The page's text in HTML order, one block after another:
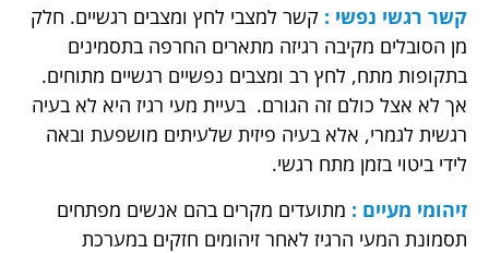
קשר רגשי נפשי : קשר למצבי לחץ ומצבים רגשיים. חלק
מן הסובלים מקיבה רגיזה מתארים החרפה בתסמינים
בתקופות מתח, לחץ רב ומצבים נפשיים רגשיים מתוחים.
אך לא אצל כולם זה הגורם. בעיית מעי רגיז היא לא בעיה
רגשית לגמרי, אלא בעיה פיזית שלעיתים מושפעת ובאה
לידי ביטוי בזמן מתח רגשי.
זיהומי מעיים : מתועדים מקרים בהם אנשים מפתחים
תסמונת המעי הרגיז לאחר זיהומים חזקים במערכת